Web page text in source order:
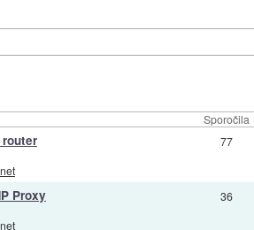
Sporočila
77
Proxy 36